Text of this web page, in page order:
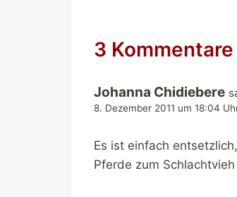
3 Kommentare
Johanna Chidiebere
8. Dezember 2011 um 18:04
Es ist einfach
Pferde zum